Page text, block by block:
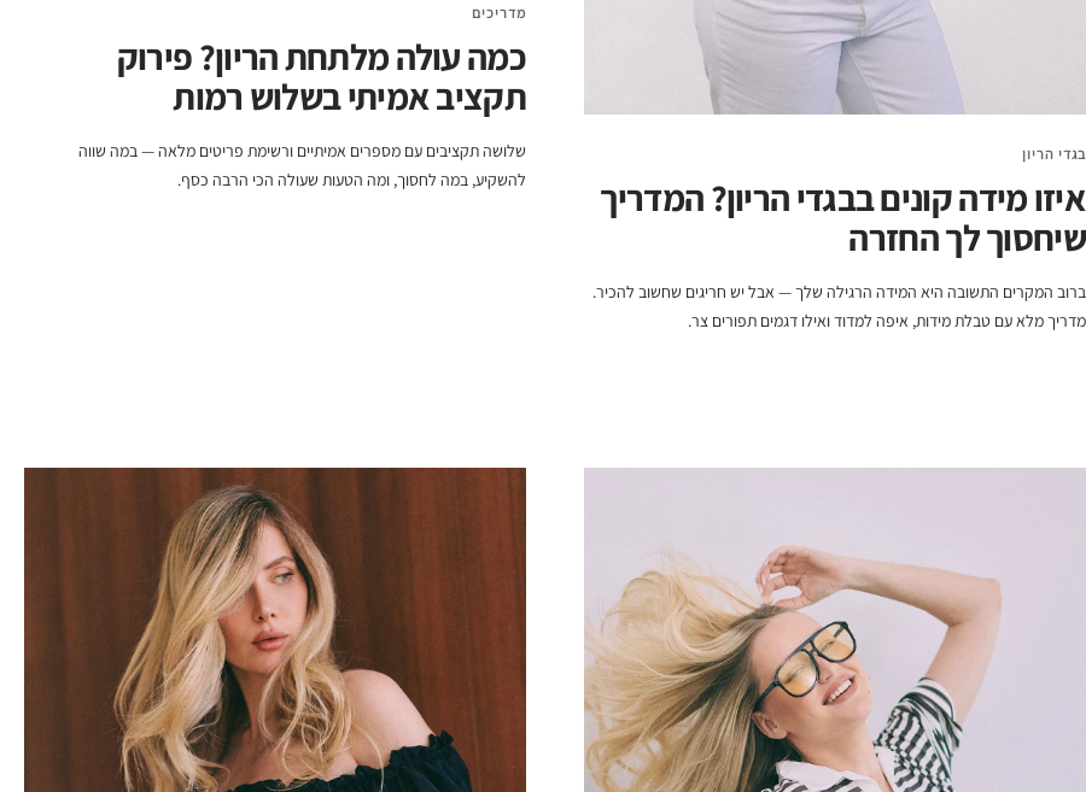
בגדי הריון
איזו מידה קונים בבגדי הריון? המדריך
שיחסוך לך החזרה
ברוב המקרים התשובה היא המידה הרגילה שלך — אבל יש חריגים שחשוב להכיר.
מדריך מלא עם טבלת מידות, איפה למדוד ואילו דגמים תפורים צר.
מדריכים
כמה עולה מלתחת הריון? פירוק
תקציב אמיתי בשלוש רמות
שלושה תקציבים עם מספרים אמיתיים ורשימת פריטים מלאה — במה שווה
להשקיע, במה לחסוך, ומה הטעות שעולה הכי הרבה כסף.